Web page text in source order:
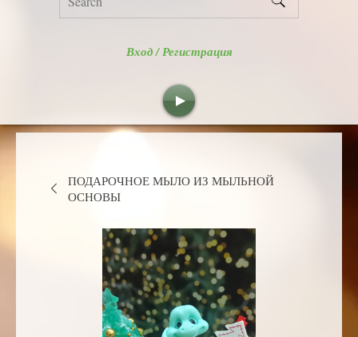
Вход / Регистрация
ПОДАРОЧНОЕ МЫЛО ИЗ МЫЛЬНОЙ
ОСНОВЫ